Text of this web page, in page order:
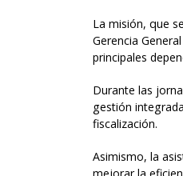
La misión, que
Gerencia
principales
Durante las
gestión
fiscalización.
Asimismo, la